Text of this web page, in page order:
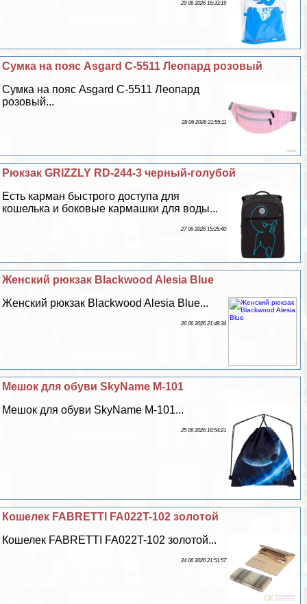
29 06 2026 16:33:19
Сумка на пояс Asgard С-5511 Леопард розовый
Сумка на пояс Asgard С-5511 Леопард
розовый...
28 06 2026 21:55:11
Рюкзак GRIZZLY RD-244-3 черный-гoлyбой
Есть карман быстрого доступа для
кошелька и боковые кармашки для воды...
27 06 2026 15:25:40
Женский рюкзак Blackwood Alesia Blue
Женский рюкзак Blackwood Alesia Blue...
26 06 2026 21:48:34
Мешок для обуви SkyName M-101
Мешок для обуви SkyName M-101...
25 06 2026 16:54:21
Кошелек FABRETTI FA022T-102 золотой
Кошелек FABRETTI FA022T-102 золотой...
24 06 2026 21:51:57